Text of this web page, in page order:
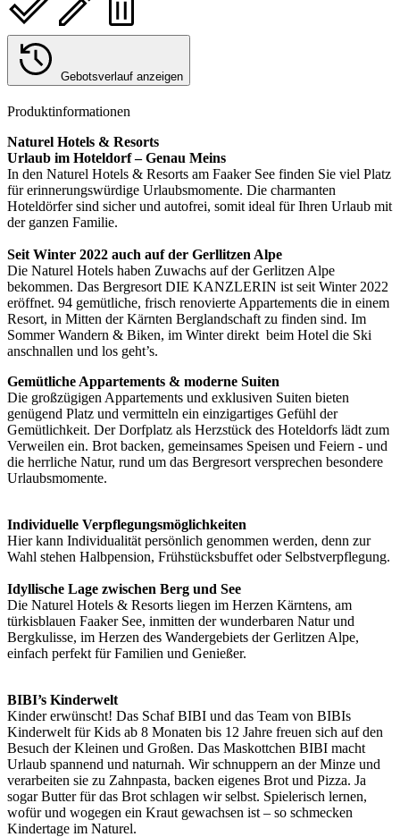
Gebotsverlauf anzeigen
Produktinformationen
Naturel Hotels & Resorts
Urlaub im Hoteldorf – Genau Meins
In den Naturel Hotels & Resorts am Faaker See finden Sie viel Platz
für erinnerungswürdige Urlaubsmomente. Die charmanten
Hoteldörfer sind sicher und autofrei, somit ideal für Ihren Urlaub mit
der ganzen Familie.
Seit Winter 2022 auch auf der Gerllitzen Alpe
Die Naturel Hotels haben Zuwachs auf der Gerlitzen Alpe
bekommen. Das Bergresort DIE KANZLERIN ist seit Winter 2022
eröffnet. 94 gemütliche, frisch renovierte Appartements die in einem
Resort, in Mitten der Kärnten Berglandschaft zu finden sind. Im
Sommer Wandern & Biken, im Winter direkt beim Hotel die Ski
anschnallen und los geht’s.
Gemütliche Appartements & moderne Suiten
Die großzügigen Appartements und exklusiven Suiten bieten
genügend Platz und vermitteln ein einzigartiges Gefühl der
Gemütlichkeit. Der Dorfplatz als Herzstück des Hoteldorfs lädt zum
Verweilen ein. Brot backen, gemeinsames Speisen und Feiern - und
die herrliche Natur, rund um das Bergresort versprechen besondere
Urlaubsmomente.
Individuelle Verpflegungsmöglichkeiten
Hier kann Individualität persönlich genommen werden, denn zur
Wahl stehen Halbpension, Frühstücksbuffet oder Selbstverpflegung.
Idyllische Lage zwischen Berg und See
Die Naturel Hotels & Resorts liegen im Herzen Kärntens, am
türkisblauen Faaker See, inmitten der wunderbaren Natur und
Bergkulisse, im Herzen des Wandergebiets der Gerlitzen Alpe,
einfach perfekt für Familien und Genießer.
BIBI’s Kinderwelt
Kinder erwünscht! Das Schaf BIBI und das Team von BIBIs
Kinderwelt für Kids ab 8 Monaten bis 12 Jahre freuen sich auf den
Besuch der Kleinen und Großen. Das Maskottchen BIBI macht
Urlaub spannend und naturnah. Wir schnuppern an der Minze und
verarbeiten sie zu Zahnpasta, backen eigenes Brot und Pizza. Ja
sogar Butter für das Brot schlagen wir selbst. Spielerisch lernen,
wofür und wogegen ein Kraut gewachsen ist – so schmecken
Kindertage im Naturel.